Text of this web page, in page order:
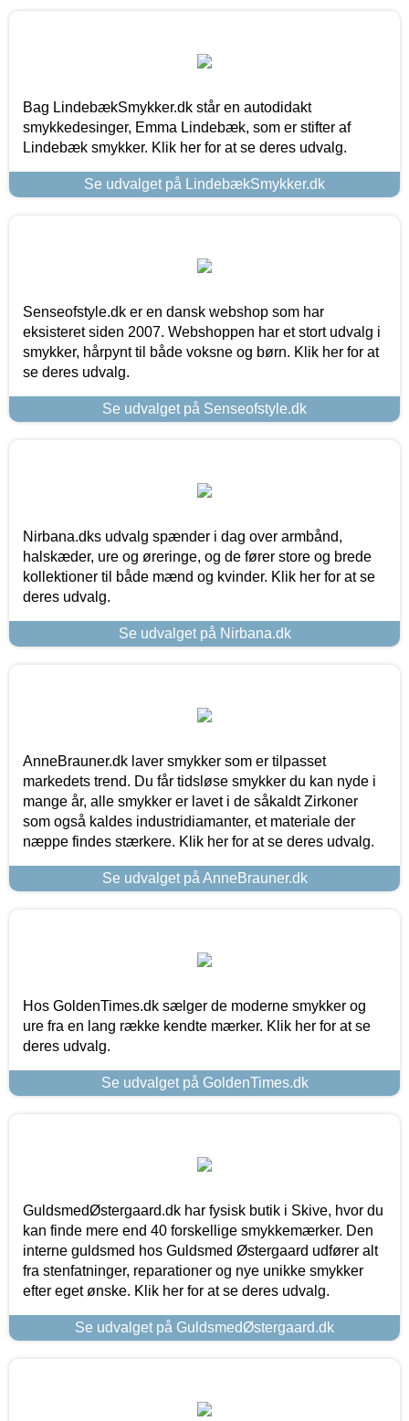
Bag LindebækSmykker.dk står en autodidakt
smykkedesinger, Emma Lindebæk, som er stifter af
Lindebæk smykker. Klik her for at se deres udvalg.
Se udvalget på LindebækSmykker.dk
Senseofstyle.dk er en dansk webshop som har
eksisteret siden 2007. Webshoppen har et stort udvalg i
smykker, hårpynt til både voksne og børn. Klik her for at
se deres udvalg.
Se udvalget på Senseofstyle.dk
Nirbana.dks udvalg spænder i dag over armbånd,
halskæder, ure og øreringe, og de fører store og brede
kollektioner til både mænd og kvinder. Klik her for at se
deres udvalg.
Se udvalget på Nirbana.dk
AnneBrauner.dk laver smykker som er tilpasset
markedets trend. Du får tidsløse smykker du kan nyde i
mange år, alle smykker er lavet i de såkaldt Zirkoner
som også kaldes industridiamanter, et materiale der
næppe findes stærkere. Klik her for at se deres udvalg.
Se udvalget på AnneBrauner.dk
Hos GoldenTimes.dk sælger de moderne smykker og
ure fra en lang række kendte mærker. Klik her for at se
deres udvalg.
Se udvalget på GoldenTimes.dk
GuldsmedØstergaard.dk har fysisk butik i Skive, hvor du
kan finde mere end 40 forskellige smykkemærker. Den
interne guldsmed hos Guldsmed Østergaard udfører alt
fra stenfatninger, reparationer og nye unikke smykker
efter eget ønske. Klik her for at se deres udvalg.
Se udvalget på GuldsmedØstergaard.dk